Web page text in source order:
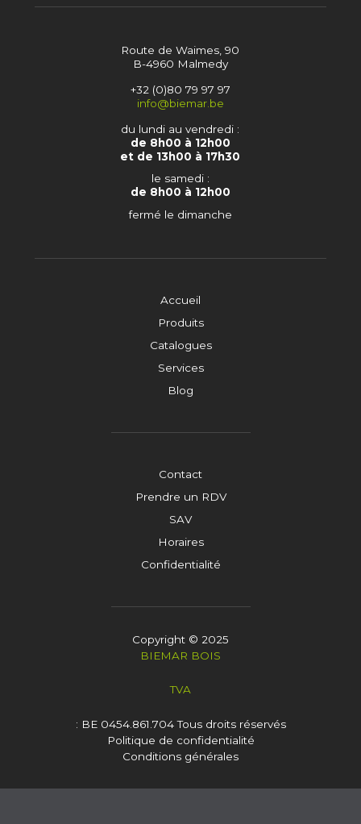
Accueil
Produits
Catalogues
Services
Blog
Contact
Prendre un RDV
SAV
Horaires
Confidentialité
Route de Waimes, 90
B-4960 Malmedy
+32 (0)80 79 97 97
info@biemar.be
du lundi au vendredi :
de 8h00 à 12h00
et de 13h00 à 17h30
le samedi :
de 8h00 à 12h00
fermé le dimanche
Copyright © 2025
BIEMAR BOIS
TVA
: BE 0454.861.704Tous droits réservés
Politique de confidentialité
Conditions générales